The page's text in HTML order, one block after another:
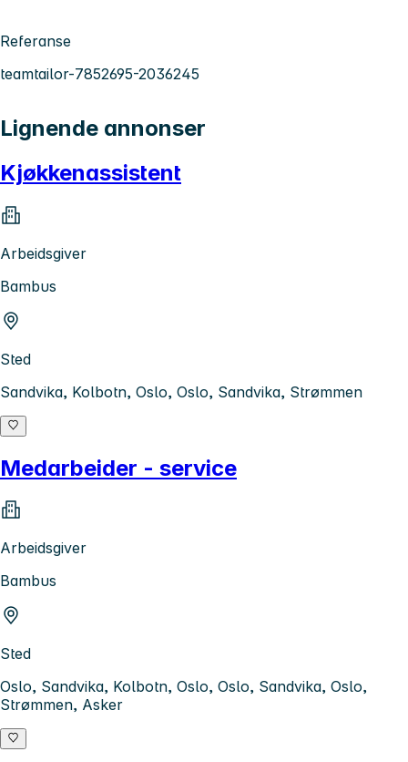
Referanse
teamtailor-7852695-2036245
Lignende annonser
Kjøkkenassistent
Arbeidsgiver
Bambus
Sted
Sandvika, Kolbotn, Oslo, Oslo, Sandvika, Strømmen
Medarbeider - service
Arbeidsgiver
Bambus
Sted
Oslo, Sandvika, Kolbotn, Oslo, Oslo, Sandvika, Oslo,
Strømmen, Asker